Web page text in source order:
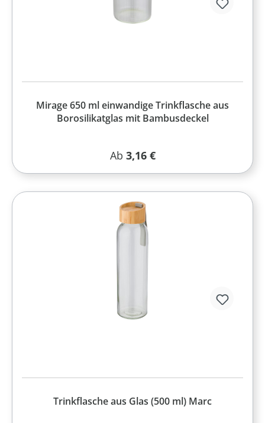
Mirage 650 ml einwandige Trinkflasche aus
Borosilikatglas mit Bambusdeckel
Regulärer Preis:
Ab 3,16 €
Trinkflasche aus Glas (500 ml) Marc